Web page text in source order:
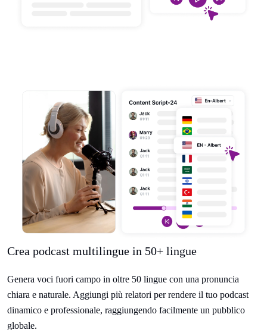
Crea podcast multilingue in 50+ lingue
Genera voci fuori campo in oltre 50 lingue con una pronuncia
chiara e naturale. Aggiungi più relatori per rendere il tuo podcast
dinamico e professionale, raggiungendo facilmente un pubblico
globale.